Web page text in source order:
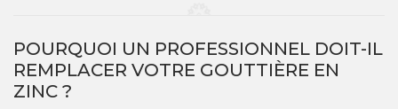
POURQUOI UN PROFESSIONNEL DOIT-IL
REMPLACER VOTRE GOUTTIÈRE EN
ZINC ?